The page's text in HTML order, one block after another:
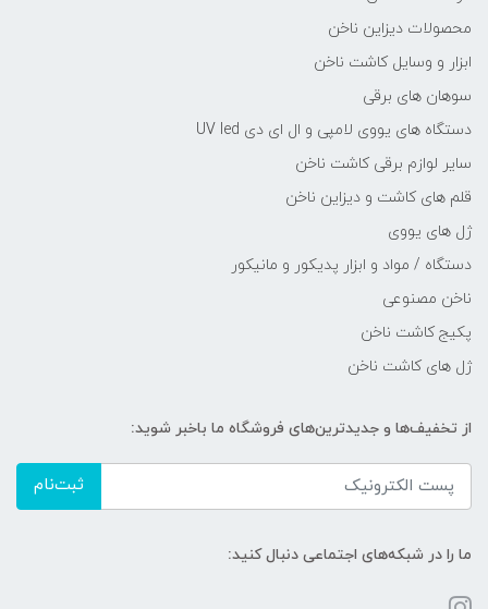
محصولات دیزاین ناخن
ابزار و وسایل کاشت ناخن
سوهان های برقی
دستگاه های یووی لامپی و ال ای دی UV led
سایر لوازم برقی کاشت ناخن
قلم های کاشت و دیزاین ناخن
ژل های یووی
دستگاه / مواد و ابزار پدیکور و مانیکور
ناخن مصنوعی
پکیج کاشت ناخن
ژل های کاشت ناخن
از تخفیف‌ها و جدیدترین‌های فروشگاه ما باخبر شوید:
ثبت‌نام
ما را در شبکه‌های اجتماعی دنبال کنید: